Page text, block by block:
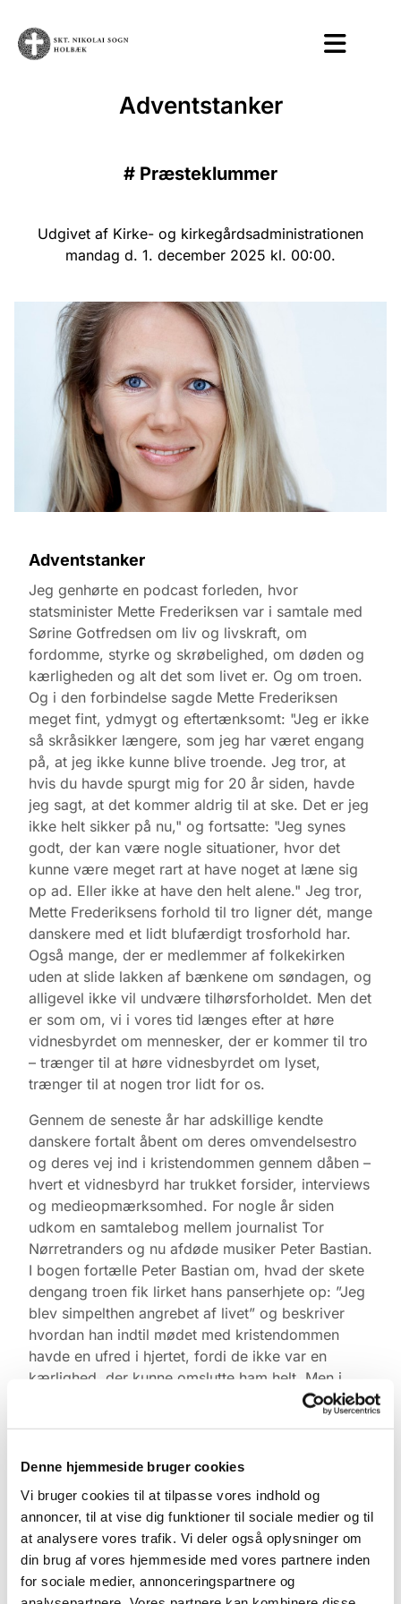
Denne hjemmeside bruger cookies
Vi bruger cookies til at tilpasse vores indhold og
annoncer, til at vise dig funktioner til sociale medier og til
at analysere vores trafik. Vi deler også oplysninger om
din brug af vores hjemmeside med vores partnere inden
for sociale medier, annonceringspartnere og
Adventstanker
# Præsteklummer
Udgivet af Kirke- og kirkegårdsadministrationen
mandag d. 1. december 2025 kl. 00:00.
Adventstanker
Jeg genhørte en podcast forleden, hvor
statsminister Mette Frederiksen var i samtale med
Sørine Gotfredsen om liv og livskraft, om
fordomme, styrke og skrøbelighed, om døden og
kærligheden og alt det som livet er. Og om troen.
Og i den forbindelse sagde Mette Frederiksen
meget fint, ydmygt og eftertænksomt: "Jeg er ikke
så skråsikker længere, som jeg har været engang
på, at jeg ikke kunne blive troende. Jeg tror, at
hvis du havde spurgt mig for 20 år siden, havde
jeg sagt, at det kommer aldrig til at ske. Det er jeg
ikke helt sikker på nu," og fortsatte: "Jeg synes
godt, der kan være nogle situationer, hvor det
kunne være meget rart at have noget at læne sig
op ad. Eller ikke at have den helt alene." Jeg tror,
Mette Frederiksens forhold til tro ligner dét, mange
danskere med et lidt blufærdigt trosforhold har.
Også mange, der er medlemmer af folkekirken
uden at slide lakken af bænkene om søndagen, og
alligevel ikke vil undvære tilhørsforholdet. Men det
er som om, vi i vores tid længes efter at høre
vidnesbyrdet om mennesker, der er kommer til tro
– trænger til at høre vidnesbyrdet om lyset,
trænger til at nogen tror lidt for os.
Gennem de seneste år har adskillige kendte
danskere fortalt åbent om deres omvendelsestro
og deres vej ind i kristendommen gennem dåben –
hvert et vidnesbyrd har trukket forsider, interviews
og medieopmærksomhed. For nogle år siden
udkom en samtalebog mellem journalist Tor
Nørretranders og nu afdøde musiker Peter Bastian.
I bogen fortælle Peter Bastian om, hvad der skete
dengang troen fik lirket hans panserhjete op: ”Jeg
blev simpelthen angrebet af livet” og beskriver
hvordan han indtil mødet med kristendommen
havde en ufred i hjertet, fordi de ikke var en
kærlighed, der kunne omslutte ham helt. Men i
troen oplevede han følelsen af være ”altid allerede
folketingspolitiker Jakob Mark SF og skuespiller
Lars Mikkelsen åbent om deres dåb. Jeg tror
mange voksne bliver døbt, fordi de nærer et
behov for at været forankret i noget større, uden
at de nødvendigvis kan sætte en masse ord på.
Og vidnesbyrdet om forankringen i troen, har vi